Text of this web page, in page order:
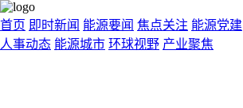
首页 即时新闻 能源要闻 焦点关注 能源党建
人事动态 能源城市 环球视野 产业聚焦